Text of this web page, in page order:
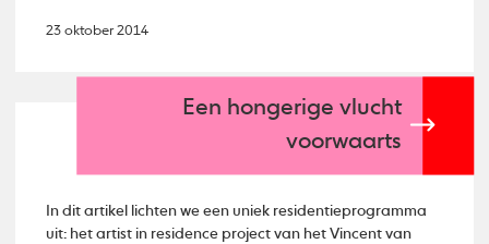
23 oktober 2014
Een hongerige vlucht
voorwaarts
In dit artikel lichten we een uniek residentieprogramma
uit: het artist in residence project van het Vincent van